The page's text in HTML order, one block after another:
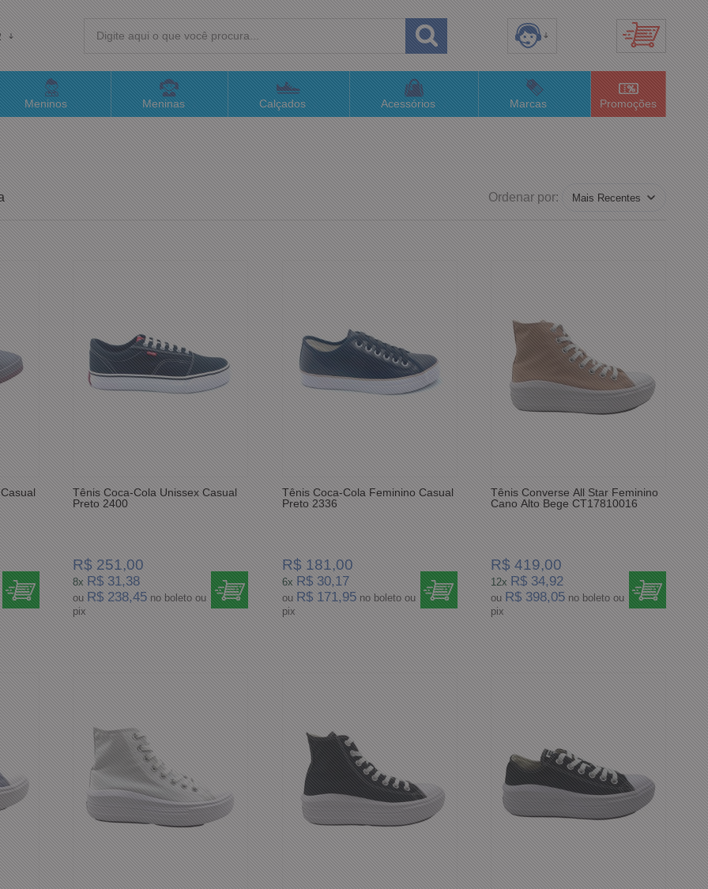
(48) 3658-4820
(48)996063435
sac@lojaconceitom.com.br
Atendimento Online
Meninos Meninas Calçados Acessórios Marcas Promoções
Ordenar por:
Tênis Coca-Cola Unissex Casual
Preto 2400
R$ 251,00
8x R$ 31,38
ou R$ 238,45 no boleto ou
pix
Tênis Coca-Cola Feminino Casual
Preto 2336
R$ 181,00
6x R$ 30,17
ou R$ 171,95 no boleto ou
pix
Tênis Converse All Star Feminino
Cano Alto Bege CT17810016
R$ 419,00
12x R$ 34,92
ou R$ 398,05 no boleto ou
pix